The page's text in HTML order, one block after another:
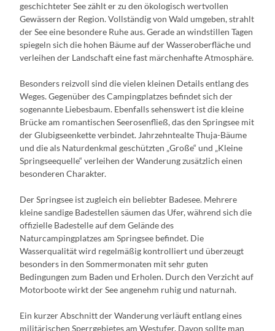
geschichteter See zählt er zu den ökologisch wertvollen
Gewässern der Region. Vollständig von Wald umgeben, strahlt
der See eine besondere Ruhe aus. Gerade an windstillen Tagen
spiegeln sich die hohen Bäume auf der Wasseroberfläche und
verleihen der Landschaft eine fast märchenhafte Atmosphäre.
Besonders reizvoll sind die vielen kleinen Details entlang des
Weges. Gegenüber des Campingplatzes befindet sich der
sogenannte Liebesbaum. Ebenfalls sehenswert ist die kleine
Brücke am romantischen Seerosenfließ, das den Springsee mit
der Glubigseenkette verbindet. Jahrzehntealte Thuja-Bäume
und die als Naturdenkmal geschützten „Große“ und „Kleine
Springseequelle“ verleihen der Wanderung zusätzlich einen
besonderen Charakter.
Der Springsee ist zugleich ein beliebter Badesee. Mehrere
kleine sandige Badestellen säumen das Ufer, während sich die
offizielle Badestelle auf dem Gelände des
Naturcampingplatzes am Springsee befindet. Die
Wasserqualität wird regelmäßig kontrolliert und überzeugt
besonders in den Sommermonaten mit sehr guten
Bedingungen zum Baden und Erholen. Durch den Verzicht auf
Motorboote wirkt der See angenehm ruhig und naturnah.
Ein kurzer Abschnitt der Wanderung verläuft entlang eines
militärischen Sperrgebietes am Westufer. Davon sollte man